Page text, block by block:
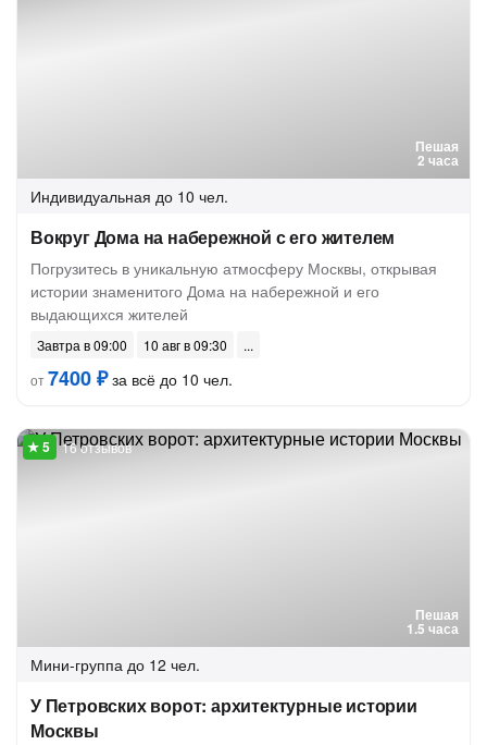
Пешая
2 часа
Индивидуальная до 10 чел.
Вокруг Дома на набережной с его жителем
Погрузитесь в уникальную атмосферу Москвы, открывая
истории знаменитого Дома на набережной и его
выдающихся жителей
Завтра в 09:00
10 авг в 09:30
от7400 ₽за всё до 10 чел.
Пешая
1.5 часа
16 отзывов
Мини-группа до 12 чел.
У Петровских ворот: архитектурные истории
Москвы